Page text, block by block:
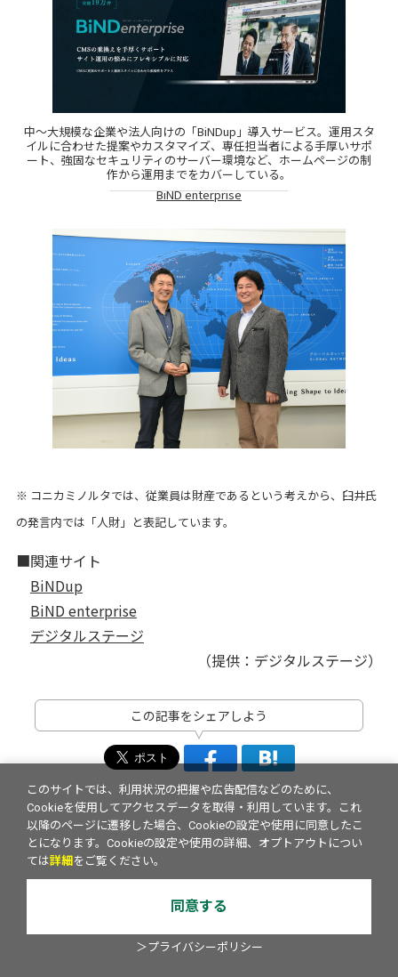
中～大規模な企業や法人向けの「BiNDup」導入サービス。運用スタ
イルに合わせた提案やカスタマイズ、専任担当者による手厚いサポ
ート、強固なセキュリティのサーバー環境など、ホームページの制
作から運用までをカバーしている。
BiND enterprise
※ コニカミノルタでは、従業員は財産であるという考えから、臼井氏
の発言内では「人財」と表記しています。
■関連サイト
BiNDup
BiND enterprise
デジタルステージ
（提供：デジタルステージ）
この記事をシェアしよう
このサイトでは、利用状況の把握や広告配信などのために、
Cookieを使用してアクセスデータを取得・利用しています。これ
以降のページに遷移した場合、Cookieの設定や使用に同意したこ
とになります。Cookieの設定や使用の詳細、オプトアウトについ
ては詳細 をご覧ください。
同意する
＞プライバシーポリシー